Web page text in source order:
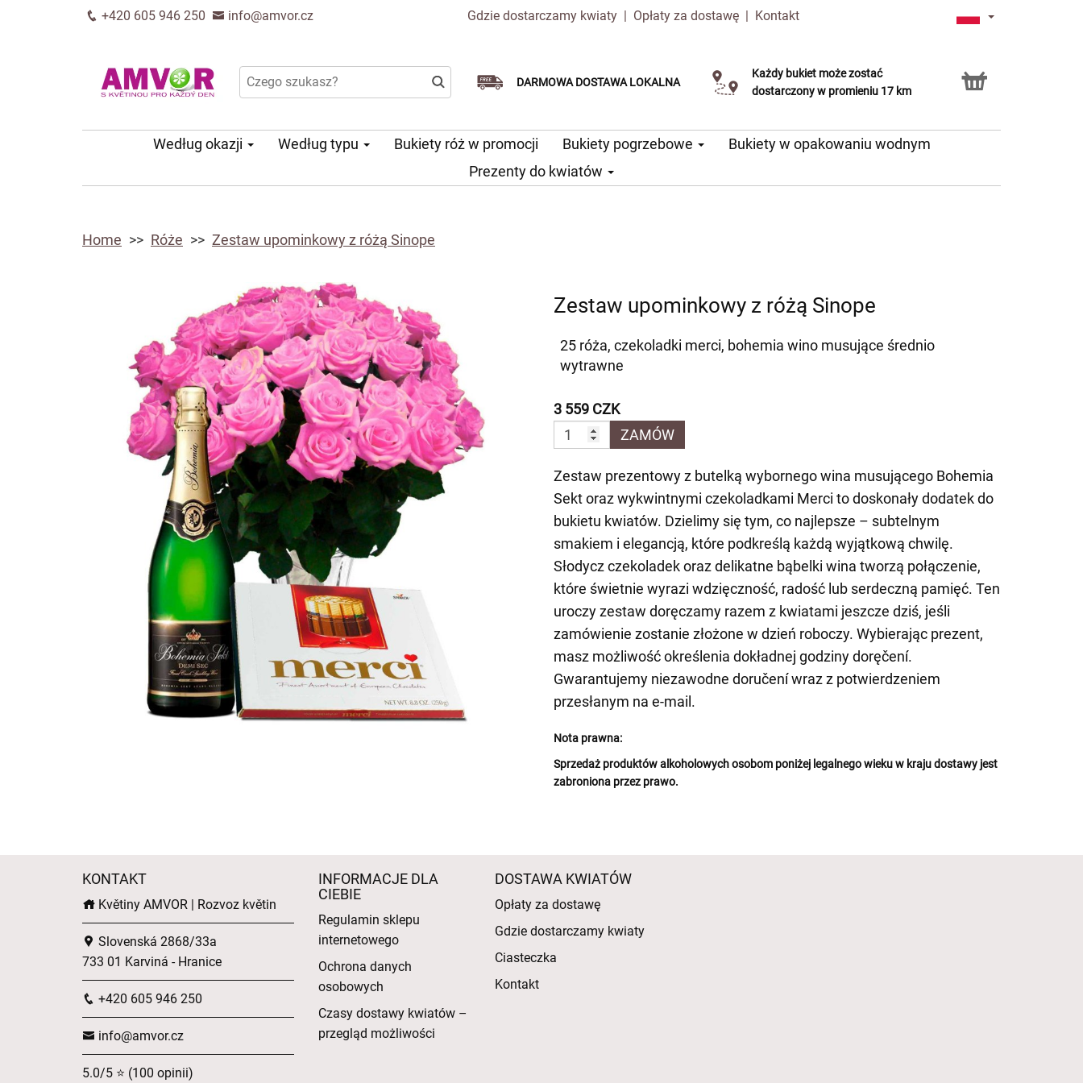
+420 605 946 250 info@amvor.cz Gdzie dostarczamy kwiaty | Opłaty za dostawę | Kontakt
DARMOWA DOSTAWA LOKALNA
Dostawa tego samego dnia
Wybierz datę dostawy
Każdy bukiet może zostać
dostarczony w promieniu 17 km
Usługa Click & Collect
Według okazji Według typu Bukiety róż w promocji Bukiety pogrzebowe
Bukiety w opakowaniu wodnym
Prezenty do kwiatów
Home Róże Zestaw upominkowy z różą Sinope
Zestaw upominkowy z różą Sinope
25 róża, czekoladki merci, bohemia wino musujące średnio
wytrawne
3 559 CZK
ZAMÓW
Zestaw prezentowy z butelką wybornego wina musującego Bohemia
Sekt oraz wykwintnymi czekoladkami Merci to doskonały dodatek do
bukietu kwiatów. Dzielimy się tym, co najlepsze – subtelnym
smakiem i elegancją, które podkreślą każdą wyjątkową chwilę.
Słodycz czekoladek oraz delikatne bąbelki wina tworzą połączenie,
które świetnie wyrazi wdzięczność, radość lub serdeczną pamięć. Ten
uroczy zestaw doręczamy razem z kwiatami jeszcze dziś, jeśli
zamówienie zostanie złożone w dzień roboczy. Wybierając prezent,
masz możliwość określenia dokładnej godziny doręčení.
Gwarantujemy niezawodne doručení wraz z potwierdzeniem
przesłanym na e-mail.
Nota prawna:
Sprzedaż produktów alkoholowych osobom poniżej legalnego wieku w kraju dostawy jest
zabroniona przez prawo.
KONTAKT
Květiny AMVOR | Rozvoz květin
Slovenská 2868/33a
733 01 Karviná - Hranice
+420 605 946 250
info@amvor.cz
5.0/5 ⭐ (100 opinii)
INFORMACJE DLA
CIEBIE
Regulamin sklepu
internetowego
Ochrona danych
osobowych
Czasy dostawy kwiatów –
przegląd możliwości
DOSTAWA KWIATÓW
Opłaty za dostawę
Gdzie dostarczamy kwiaty
Ciasteczka
Kontakt